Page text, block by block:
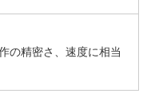
の精密さ、速度に相当